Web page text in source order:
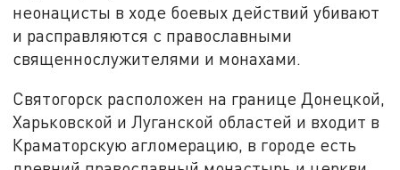
неонацисты в ходе боевых действий убивают
и расправляются с православными
священнослужителями и монахами.
Святогорск расположен на границе Донецкой,
Харьковской и Луганской областей и входит в
Краматорскую агломерацию, в городе есть